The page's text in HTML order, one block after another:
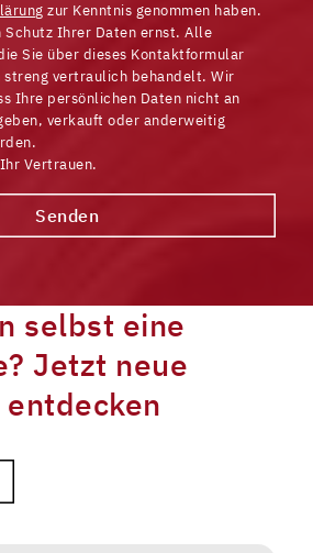
zur Kenntnis genommen haben.
Schutz Ihrer Daten ernst. Alle
Sie über dieses Kontaktformular
streng vertraulich behandelt. Wir
Ihre persönlichen Daten nicht an
verkauft oder anderweitig
Vertrauen.
Senden
selbst eine
Jetzt neue